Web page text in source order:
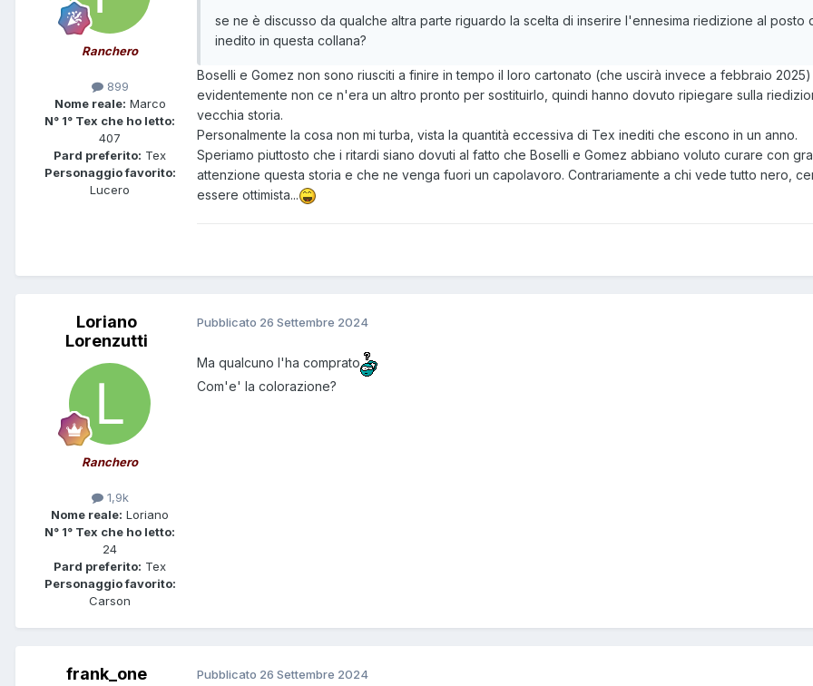
Ranchero
899
Nome reale: Marco
N° 1° Tex che ho letto:
407
Pard preferito: Tex
Personaggio favorito:
Lucero
se ne è discusso da qualche altra parte riguardo la scelta di inserire l'ennesima riedizione al posto
inedito in questa collana?
Boselli e Gomez non sono riusciti a finire in tempo il loro cartonato (che uscirà invece a febbraio
evidentemente non ce n'era un altro pronto per sostituirlo, quindi hanno dovuto ripiegare sulla
vecchia storia.
Personalmente la cosa non mi turba, vista la quantità eccessiva di Tex inediti che escono in un anno.
Speriamo piuttosto che i ritardi siano dovuti al fatto che Boselli e Gomez abbiano voluto curare con
attenzione questa storia e che ne venga fuori un capolavoro. Contrariamente a chi vede tutto nero,
essere ottimista...
Loriano
Lorenzutti
Ranchero
1,9k
Nome reale: Loriano
N° 1° Tex che ho letto:
24
Pard preferito: Tex
Personaggio favorito:
Carson
Pubblicato 26 Settembre 2024
Ma qualcuno l'ha comprato
Com'e' la colorazione?
frank_one Pubblicato 26 Settembre 2024